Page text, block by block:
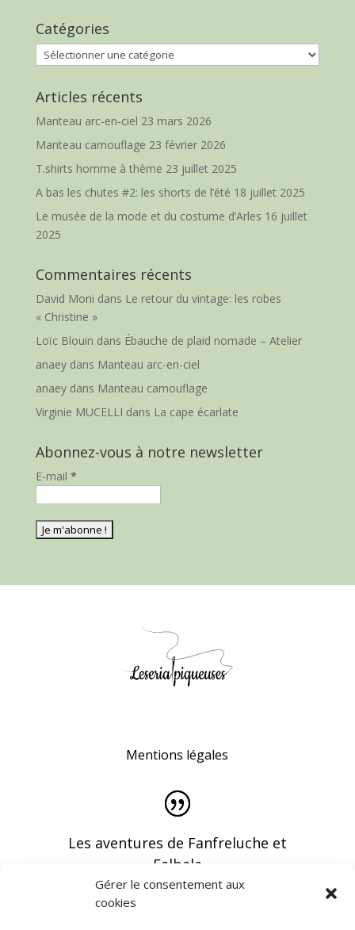
Gérer le consentement aux
cookies
Catégories
Catégories
Articles récents
Manteau arc-en-ciel 23 mars 2026
Manteau camouflage 23 février 2026
T.shirts homme à thème 23 juillet 2025
A bas les chutes #2: les shorts de l’été 18 juillet 2025
Le musée de la mode et du costume d’Arles 16 juillet
2025
Commentaires récents
David Moni dans Le retour du vintage: les robes
« Christine »
Loïc Blouin dans Ébauche de plaid nomade – Atelier
anaeydans Manteau arc-en-ciel
anaeydans Manteau camouflage
Virginie MUCELLI dans La cape écarlate
Abonnez-vous à notre newsletter
E-mail *
Mentions légales
Les aventures de Fanfreluche et
Falbala